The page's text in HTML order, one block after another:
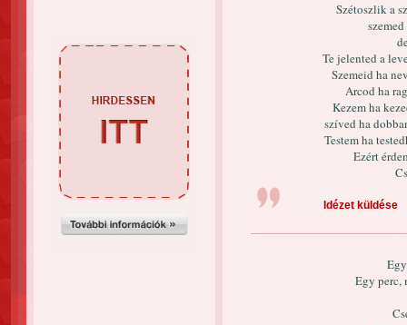
Szétoszlik a
Te jelented a
Szemeid ha
Arcod ha
Kezem ha
szíved ha
Testem ha
Ezért
Idézet küldése
Egy perc,